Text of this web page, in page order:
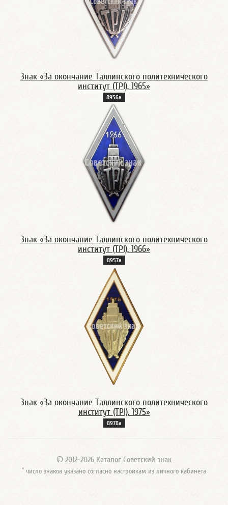
Знак «За окончание Таллинского политехнического
институт (TPI). 1965»
8956а
Знак «За окончание Таллинского политехнического
институт (TPI). 1966»
8957а
Знак «За окончание Таллинского политехнического
институт (TPI). 1975»
8978а
© 2012-2026 Каталог Советский знак
* число знаков указано согласно настройкам из личного кабинета